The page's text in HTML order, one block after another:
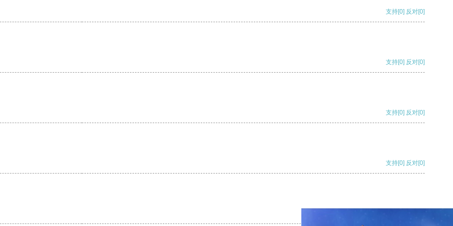
支持[0] 反对[0]
支持[0] 反对[0]
支持[0] 反对[0]
支持[0] 反对[0]